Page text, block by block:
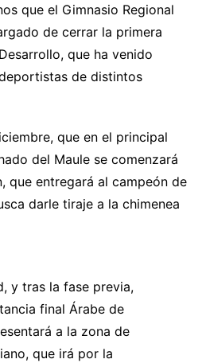
que el Gimnasio Regional
de cerrar la primera
que ha venido
de distintos
que en el principal
del Maule se comenzará
que entregará al campeón de
darle tiraje a la chimenea
y tras la fase previa,
final Árabe de
a la zona de
que irá por la